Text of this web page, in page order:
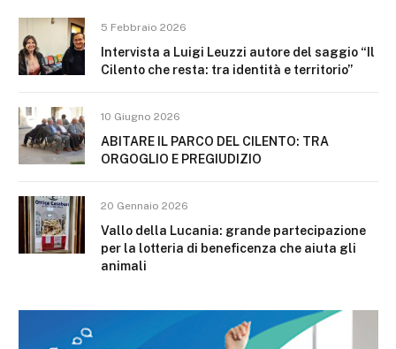
5 Febbraio 2026
Intervista a Luigi Leuzzi autore del saggio “Il
Cilento che resta: tra identità e territorio”
10 Giugno 2026
ABITARE IL PARCO DEL CILENTO: TRA
ORGOGLIO E PREGIUDIZIO
20 Gennaio 2026
Vallo della Lucania: grande partecipazione
per la lotteria di beneficenza che aiuta gli
animali